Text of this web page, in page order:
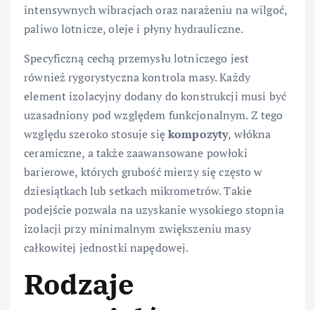
intensywnych wibracjach oraz narażeniu na wilgoć,
paliwo lotnicze, oleje i płyny hydrauliczne.
Specyficzną cechą przemysłu lotniczego jest
również rygorystyczna kontrola masy. Każdy
element izolacyjny dodany do konstrukcji musi być
uzasadniony pod względem funkcjonalnym. Z tego
względu szeroko stosuje siękompozyty, włókna
ceramiczne, a także zaawansowane powłoki
barierowe, których grubość mierzy się często w
dziesiątkach lub setkach mikrometrów. Takie
podejście pozwala na uzyskanie wysokiego stopnia
izolacji przy minimalnym zwiększeniu masy
całkowitej jednostki napędowej.
Rodzaje